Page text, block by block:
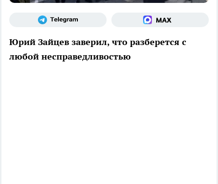
Юрий Зайцев заверил, что разберется с
любой несправедливостью